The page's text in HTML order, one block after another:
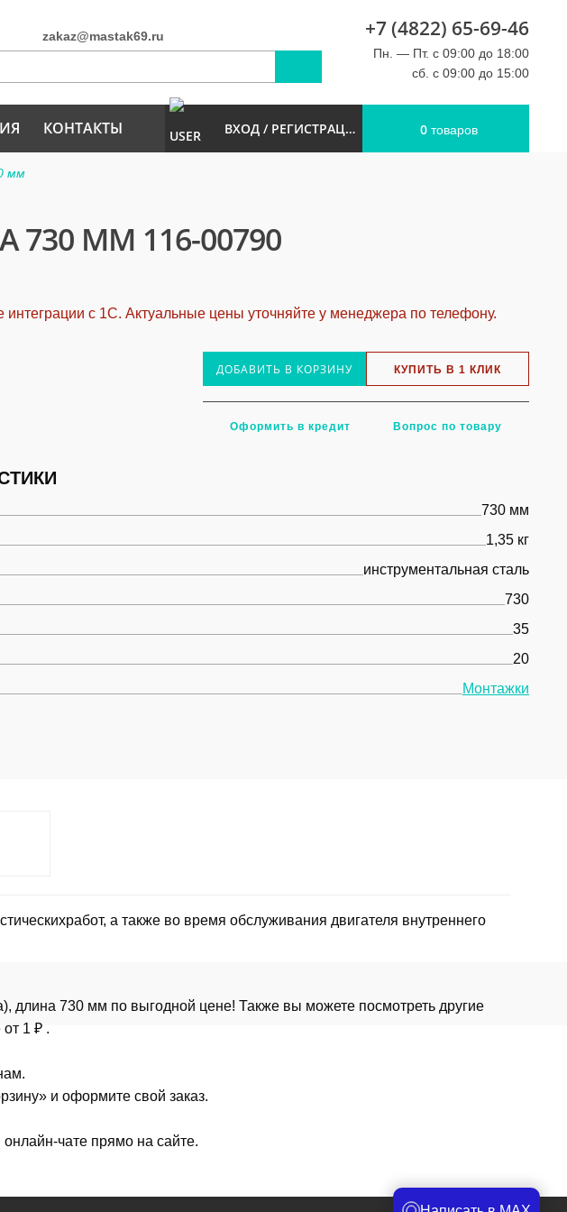
zakaz@mastak69.ru +7 (4822) 65-69-46
Пн. — Пт. с 09:00 до 18:00
сб. с 09:00 до 15:00
КОНТАКТЫ ВХОД / РЕГИСТРАЦИЯ 0 товаров
мм
ММ 116-00790
интеграции с 1С. Актуальные цены уточняйте у менеджера по телефону.
ДОБАВИТЬ В КОРЗИНУ КУПИТЬ В 1 КЛИК
Оформить в кредит Вопрос по товару
730 мм
1,35 кг
инструментальная сталь
730
35
20
Монтажки
а также во время обслуживания двигателя внутреннего
730 мм по выгодной цене! Также вы можете посмотреть другие
1 ₽ .
и оформите свой заказ.
онлайн-чате прямо на сайте.